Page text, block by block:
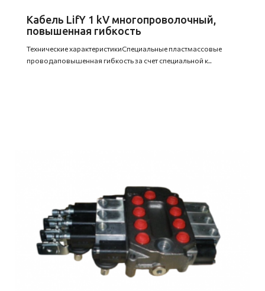
Кабель LifY 1 kV многопроволочный,
повышенная гибкость
Технические характеристикиСпециальные пластмассовые
проводаповышенная гибкость за счет специальной к..